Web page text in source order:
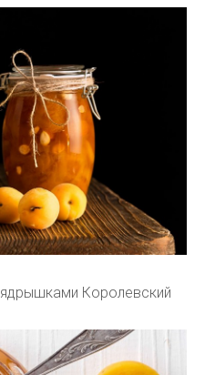
Королевский